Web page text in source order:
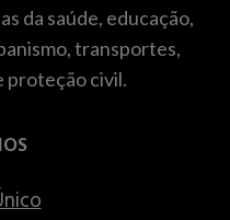
da saúde, educação,
transportes,
proteção civil.